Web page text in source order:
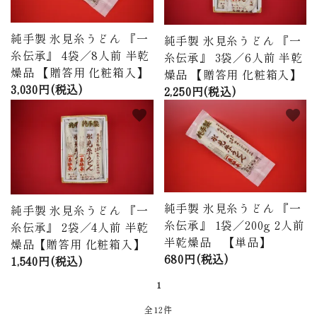
純手製 氷見糸うどん 『一
糸伝承』 4袋／8人前 半乾
燥品 【贈答用 化粧箱入】
3,030円(税込)
純手製 氷見糸うどん 『一
糸伝承』 3袋／6人前 半乾
燥品 【贈答用 化粧箱入】
2,250円(税込)
純手製 氷見糸うどん 『一
糸伝承』 2袋／4人前 半乾
燥品【贈答用 化粧箱入】
1,540円(税込)
favorite
純手製 氷見糸うどん 『一
糸伝承』 1袋／200g 2人前
半乾燥品 【単品】
680円(税込)
favorite
1
全12件